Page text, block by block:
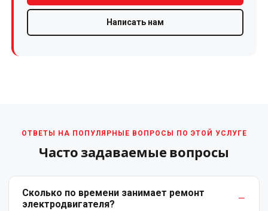
новых
Перемотка
тока
электродвигателей
постоянного
тока
Написать нам
ОТВЕТЫ НА ПОПУЛЯРНЫЕ ВОПРОСЫ ПО ЭТОЙ УСЛУГЕ
Часто задаваемые вопросы
Сколько по времени занимает ремонт
электродвигателя?